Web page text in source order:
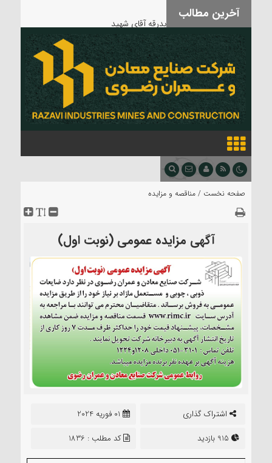
آخرین مطالب
صفحه نخست / مناقصه و مزایده
آگهی مزایده عمومی (نوبت اول)
اشتراک گذاری
01 فوریه 2024
کد مطلب : 1836